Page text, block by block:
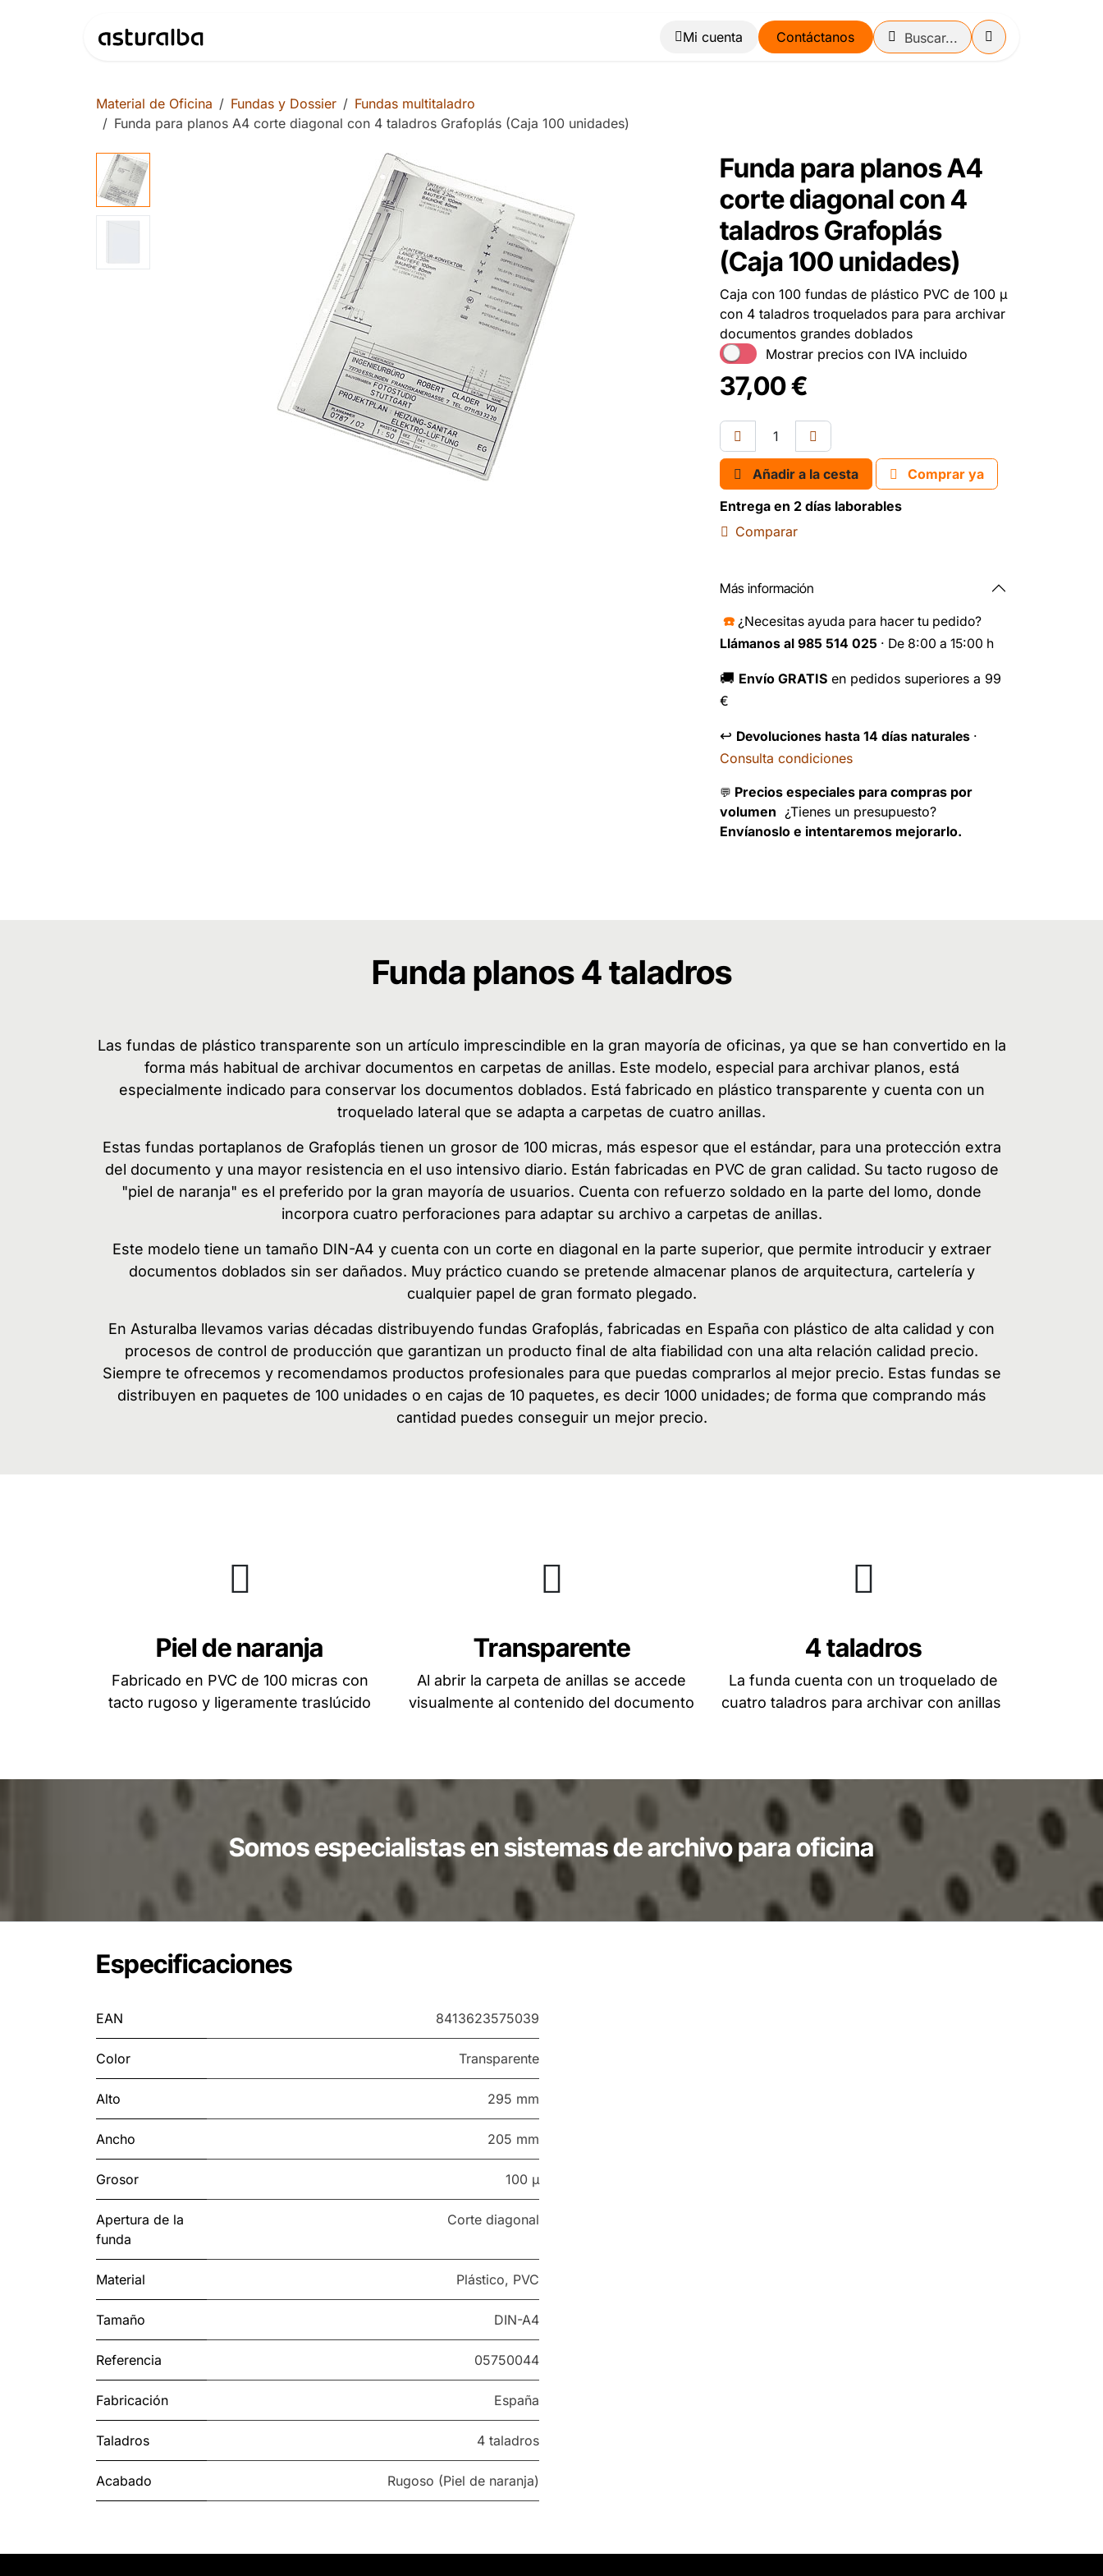
Blog Contáctanos
Material de Oficina Fundas y Dossier
Fundas multitaladro
Funda para planos A4 corte diagonal con 4 taladros Grafoplás (Caja 100 unidades)
Funda para planos A4
corte diagonal con 4
taladros Grafoplás
(Caja 100 unidades)
Caja con 100 fundas de plástico PVC de 100 µ
con 4 taladros troquelados para para archivar
documentos grandes doblados
Mostrar precios con IVA incluido
37,00€
Añadir a la cesta
Comprar ya
Entrega en 2 días laborables
Comparar
Más información
☎️ ¿Necesitas ayuda para hacer tu pedido?
Llámanos al 985 514 025 · De 8:00 a 15:00 h
🚚 Envío GRATIS en pedidos superiores a 99
€
↩️ Devoluciones hasta 14 días naturales ·
Consulta condiciones
💬 Precios especiales para compras por
volumen ¿Tienes un presupuesto?
Envíanoslo e intentaremos mejorarlo.
Funda planos 4 taladros
Las fundas de plástico transparente son un artículo imprescindible en la gran mayoría de oficinas, ya que se han convertido en la
forma más habitual de archivar documentos en carpetas de anillas. Este modelo, especial para archivar planos, está
especialmente indicado para conservar los documentos doblados. Está fabricado en plástico transparente y cuenta con un
troquelado lateral que se adapta a carpetas de cuatro anillas.
Estas fundas portaplanos de Grafoplás tienen un grosor de 100 micras, más espesor que el estándar, para una protección extra
del documento y una mayor resistencia en el uso intensivo diario. Están fabricadas en PVC de gran calidad. Su tacto rugoso de
"piel de naranja" es el preferido por la gran mayoría de usuarios. Cuenta con refuerzo soldado en la parte del lomo, donde
incorpora cuatro perforaciones para adaptar su archivo a carpetas de anillas.
Este modelo tiene un tamaño DIN-A4 y cuenta con un corte en diagonal en la parte superior, que permite introducir y extraer
documentos doblados sin ser dañados. Muy práctico cuando se pretende almacenar planos de arquitectura, cartelería y
cualquier papel de gran formato plegado.
En Asturalba llevamos varias décadas distribuyendo fundas Grafoplás, fabricadas en España con plástico de alta calidad y con
procesos de control de producción que garantizan un producto final de alta fiabilidad con una alta relación calidad precio.
Siempre te ofrecemos y recomendamos productos profesionales para que puedas comprarlos al mejor precio. Estas fundas se
distribuyen en paquetes de 100 unidades o en cajas de 10 paquetes, es decir 1000 unidades; de forma que comprando más
cantidad puedes conseguir un mejor precio.
Piel de naranja
Fabricado en PVC de 100 micras con
tacto rugoso y ligeramente traslúcido
Transparente
Al abrir la carpeta de anillas se accede
visualmente al contenido del documento
4 taladros
La funda cuenta con un troquelado de
cuatro taladros para archivar con anillas
Somos especialistas en sistemas de archivo para oficina
Especificaciones
EAN 8413623575039
Color Transparente
Alto 295 mm
Ancho 205 mm
Grosor 100 µ
Apertura de la
funda
Corte diagonal
Material Plástico, PVC
Tamaño DIN-A4
Referencia 05750044
Fabricación España
Taladros 4 taladros
Acabado Rugoso (Piel de naranja)